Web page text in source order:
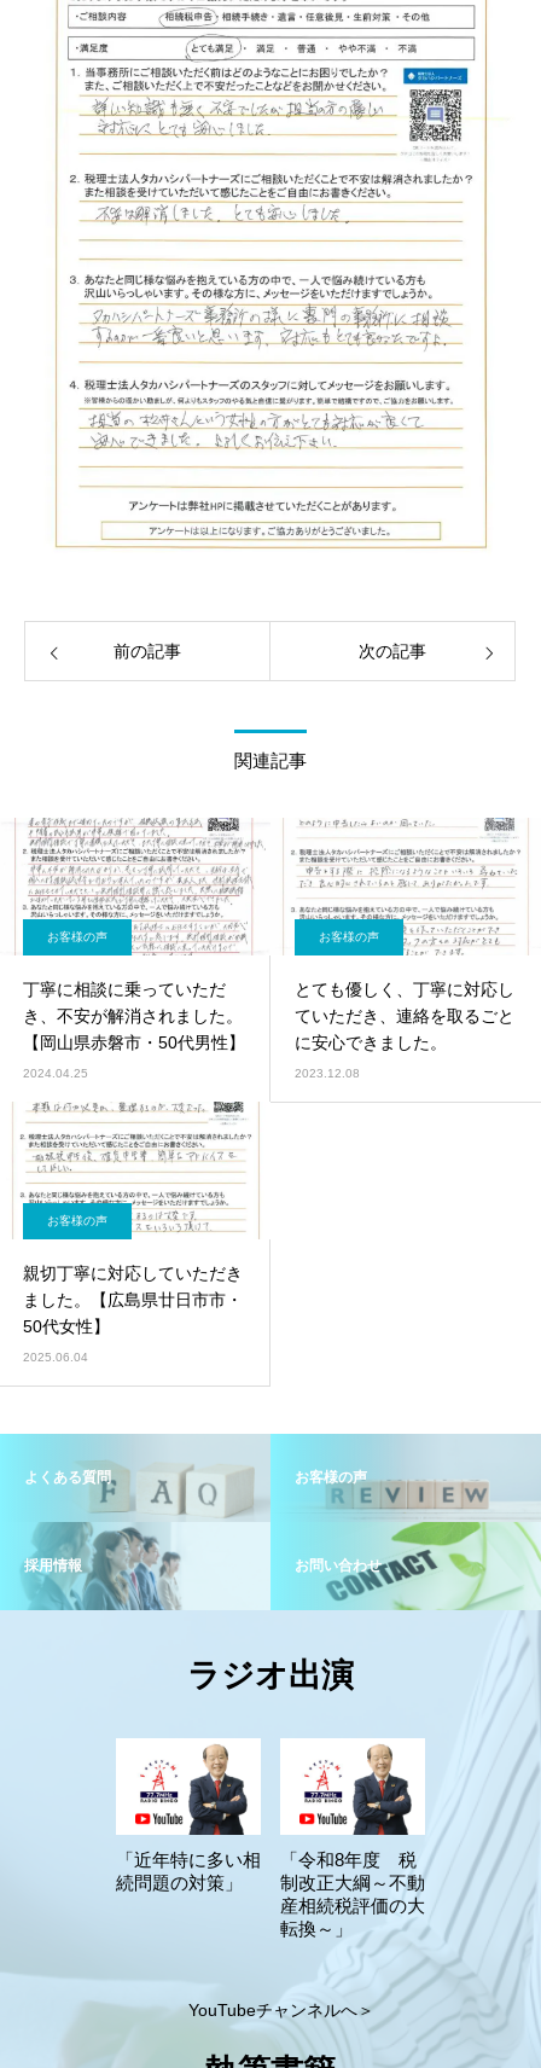
前の記事 次の記事
関連記事
お客様の声
丁寧に相談に乗っていただ
き、不安が解消されました。
【岡山県赤磐市・50代男性】
2024.04.25
お客様の声
とても優しく、丁寧に対応し
ていただき、連絡を取るごと
に安心できました。
2023.12.08
お客様の声
親切丁寧に対応していただき
ました。【広島県廿日市市・
50代女性】
2025.06.04
よくある質問 お客様の声
採用情報 お問い合わせ
ラジオ出演
「近年特に多い相
続問題の対策」
「令和8年度 税
制改正大綱～不動
産相続税評価の大
転換～」
YouTubeチャンネルへ＞